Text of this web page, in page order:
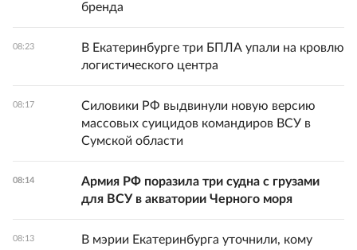
бренда
08:23
В Екатеринбурге три БПЛА упали на кровлю
логистического центра
08:17
Силовики РФ выдвинули новую версию
массовых суицидов командиров ВСУ в
Сумской области
08:14
Армия РФ поразила три судна с грузами
для ВСУ в акватории Черного моря
08:13
В мэрии Екатеринбурга уточнили, кому